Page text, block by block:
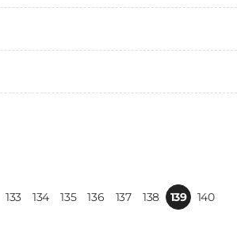
133 134 135 136 137 138 139 140